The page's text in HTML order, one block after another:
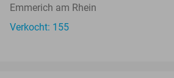
Emmerich am Rhein
Verkocht: 155